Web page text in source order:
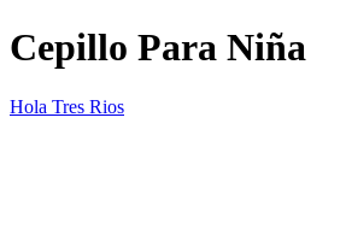
Cepillo Para Niña
Hola Tres Rios